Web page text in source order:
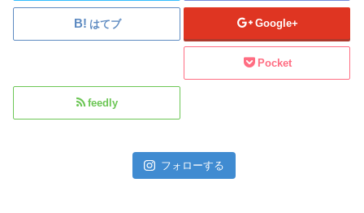
はてブ Google+
Pocket
feedly
フォローする